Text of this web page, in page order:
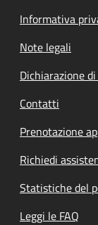
Informativa
Note legali
Dichiarazione
Contatti
Prenotazione
Richiedi
Statistiche del
Leggi le FAQ